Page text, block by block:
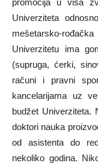
promocija u viša
Univerziteta
mešetarsko-
Univerzitetu ima
(supruga, ćerki,
računi i pravni
kancelarijama uz
budžet
doktori nauka
od asistenta do
nekoliko godina.